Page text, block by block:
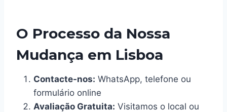
O Processo da Nossa
Mudança em Lisboa
Contacte-nos: WhatsApp, telefone ou
formulário online
Avaliação Gratuita: Visitamos o local ou